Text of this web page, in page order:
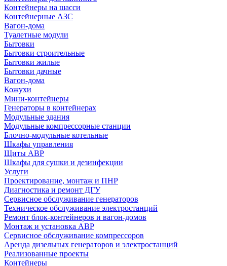
Контейнеры на шасси
Контейнерные АЗС
Вагон-дома
Туалетные модули
Бытовки
Бытовки строительные
Бытовки жилые
Бытовки дачные
Вагон-дома
Кожухи
Мини-контейнеры
Генераторы в контейнерах
Модульные здания
Модульные компрессорные станции
Блочно-модульные котельные
Шкафы управления
Щиты АВР
Шкафы для сушки и дезинфекции
Услуги
Проектирование, монтаж и ПНР
Диагностика и ремонт ДГУ
Сервисное обслуживание генераторов
Техническое обслуживание электростанций
Ремонт блок-контейнеров и вагон-домов
Монтаж и установка АВР
Сервисное обслуживание компрессоров
Аренда дизельных генераторов и электростанций
Реализованные проекты
Контейнеры